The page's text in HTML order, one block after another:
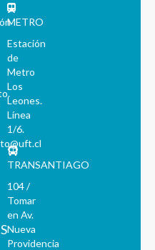
METRO
Estación
de
Metro
Los
Leones.
Línea
1/6.
TRANSANTIAGO
104 /
Tomar
en Av.
Nueva
Providencia